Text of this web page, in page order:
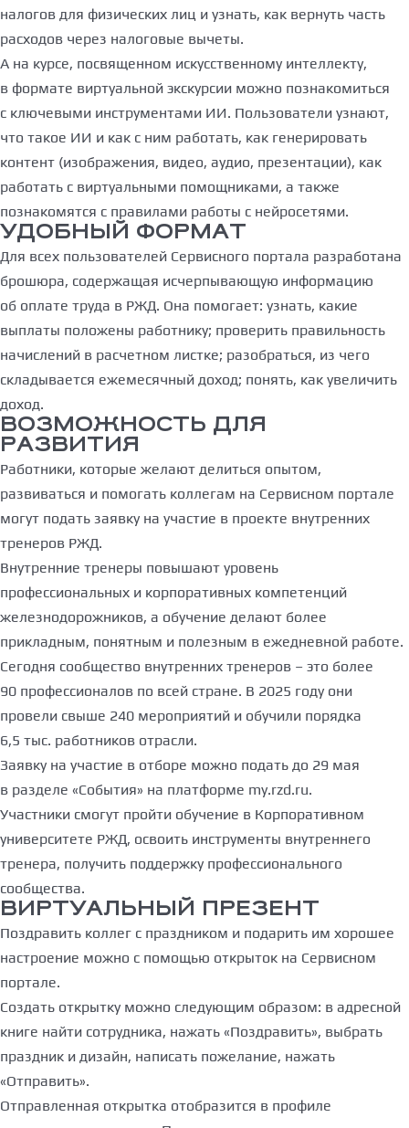
налогов для физических лиц и узнать, как вернуть часть
расходов через налоговые вычеты.
А на курсе, посвященном искусственному интеллекту,
в формате виртуальной экскурсии можно познакомиться
с ключевыми инструментами ИИ. Пользователи узнают,
что такое ИИ и как с ним работать, как генерировать
контент (изображения, видео, аудио, презентации), как
работать с виртуальными помощниками, а также
познакомятся с правилами работы с нейросетями.
УДОБНЫЙ ФОРМАТ
Для всех пользователей Сервисного портала разработана
брошюра, содержащая исчерпывающую информацию
об оплате труда в РЖД. Она помогает: узнать, какие
выплаты положены работнику; проверить правильность
начислений в расчетном листке; разобраться, из чего
складывается ежемесячный доход; понять, как увеличить
доход.
ВОЗМОЖНОСТЬ ДЛЯ
РАЗВИТИЯ
Работники, которые желают делиться опытом,
развиваться и помогать коллегам на Сервисном портале
могут подать заявку на участие в проекте внутренних
тренеров РЖД.
Внутренние тренеры повышают уровень
профессиональных и корпоративных компетенций
железнодорожников, а обучение делают более
прикладным, понятным и полезным в ежедневной работе.
Сегодня сообщество внутренних тренеров – это более
90 профессионалов по всей стране. В 2025 году они
провели свыше 240 мероприятий и обучили порядка
6,5 тыс. работников отрасли.
Заявку на участие в отборе можно подать до 29 мая
в разделе «События» на платформе my.rzd.ru.
Участники смогут пройти обучение в Корпоративном
университете РЖД, освоить инструменты внутреннего
тренера, получить поддержку профессионального
сообщества.
ВИРТУАЛЬНЫЙ ПРЕЗЕНТ
Поздравить коллег с праздником и подарить им хорошее
настроение можно с помощью открыток на Сервисном
портале.
Создать открытку можно следующим образом: в адресной
книге найти сотрудника, нажать «Поздравить», выбрать
праздник и дизайн, написать пожелание, нажать
«Отправить».
Отправленная открытка отобразится в профиле